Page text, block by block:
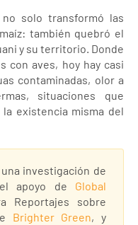
no solo transformó las
también quebró el
y su territorio. Donde
con aves, hoy hay casi
contaminadas, olor a
situaciones que
existencia misma del
investigación de
apoyo de Global
Reportajes sobre
Brighter Green, y